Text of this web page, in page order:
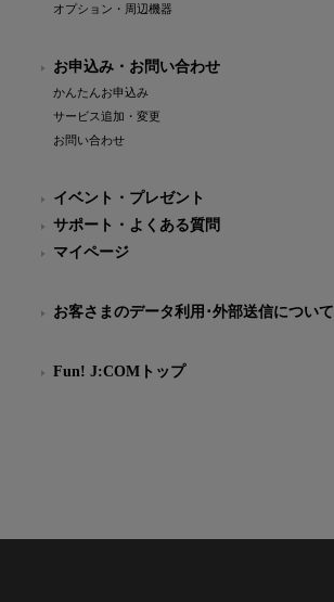
オプション・周辺機器
お申込み・お問い合わせ
かんたんお申込み
サービス追加・変更
お問い合わせ
イベント・プレゼント
サポート・よくある質問
マイページ
お客さまのデータ利用･外部送信について
Fun! J:COMトップ